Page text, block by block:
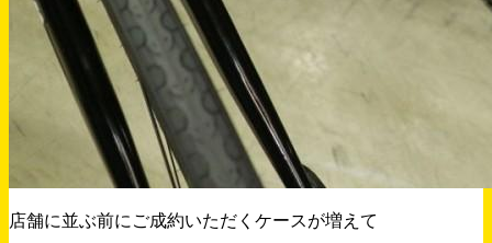
店舗に並ぶ前にご成約いただくケースが増えて